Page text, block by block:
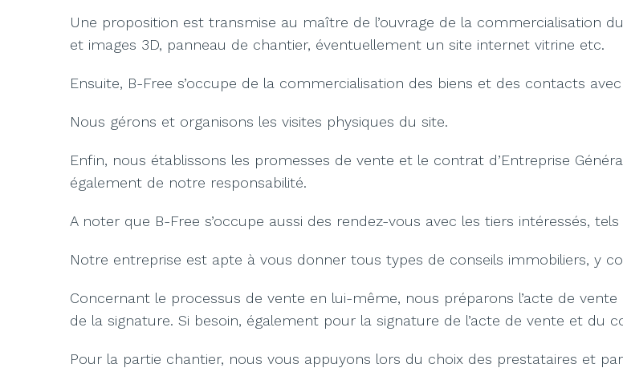
Une proposition est transmise au maître de l’ouvrage de la commercialisation
et images 3D, panneau de chantier, éventuellement un site internet vitrine etc.
Ensuite, B-Free s’occupe de la commercialisation des biens et des contacts
Nous gérons et organisons les visites physiques du site.
Enfin, nous établissons les promesses de vente et le contrat d’Entreprise
également de notre responsabilité.
A noter que B-Free s’occupe aussi des rendez-vous avec les tiers intéressés,
Notre entreprise est apte à vous donner tous types de conseils immobiliers, y
Concernant le processus de vente en lui-même, nous préparons l’acte de
de la signature. Si besoin, également pour la signature de l’acte de vente et du
Pour la partie chantier, nous vous appuyons lors du choix des prestataires et